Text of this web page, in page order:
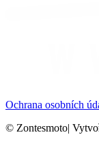
Ochrana osobních
© Zontesmoto|